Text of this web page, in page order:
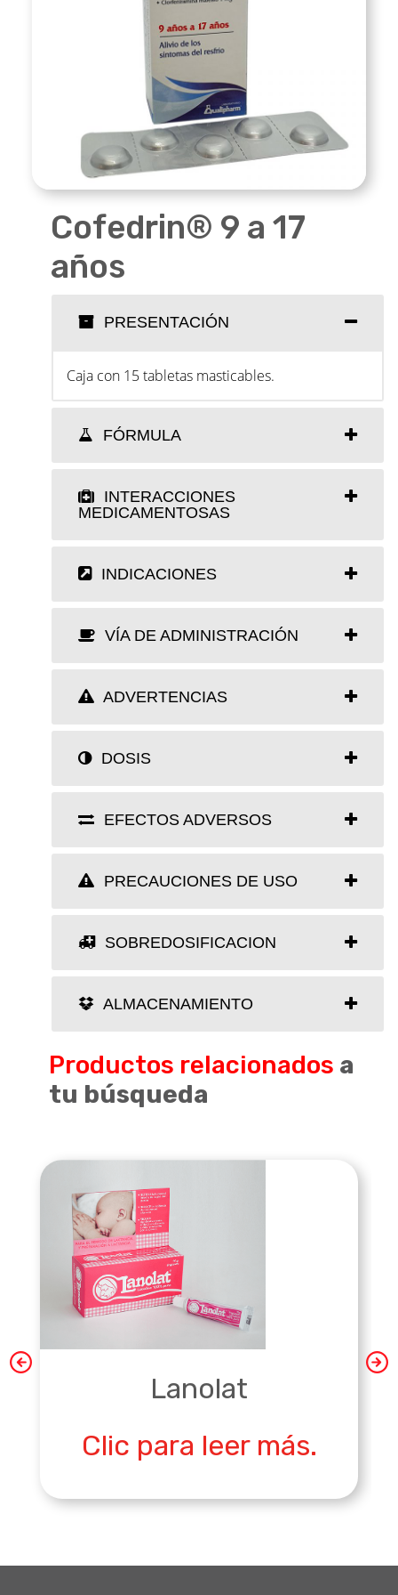
Cofedrin® 9 a 17
años
PRESENTACIÓN
Caja con 15 tabletas masticables.
FÓRMULA
INTERACCIONES
MEDICAMENTOSAS
INDICACIONES
VÍA DE ADMINISTRACIÓN
ADVERTENCIAS
DOSIS
EFECTOS ADVERSOS
PRECAUCIONES DE USO
SOBREDOSIFICACION
ALMACENAMIENTO
Productos relacionados a
tu búsqueda
Lanolat
Clic para leer más.